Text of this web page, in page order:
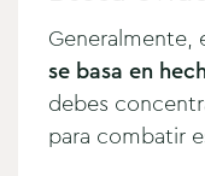
se basa en
debes
para combatir